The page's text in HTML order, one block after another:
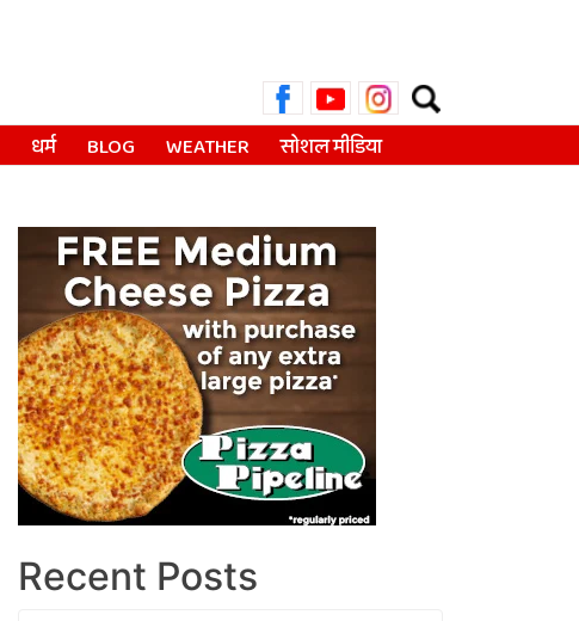
Search
for:
धर्म BLOG WEATHER सोशल मीडिया
Recent Posts